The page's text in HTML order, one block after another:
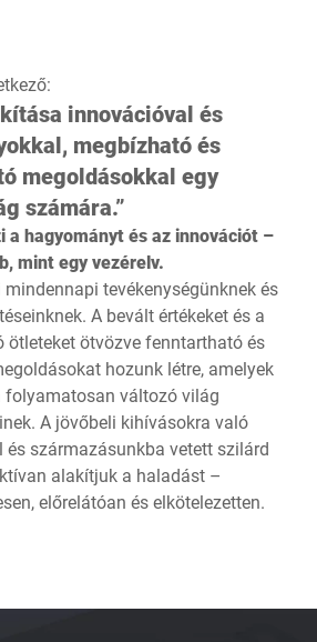
innovációval és
megbízható és
megoldásokkal egy
számára.”
a hagyományt és az innovációt –
mint egy vezérelv.
tevékenységünknek és
A bevált értékeket és a
ötleteket ötvözve fenntartható és
hozunk létre, amelyek
folyamatosan változó világ
A jövőbeli kihívásokra való
és származásunkba vetett szilárd
alakítjuk a haladást –
előrelátóan és elkötelezetten.